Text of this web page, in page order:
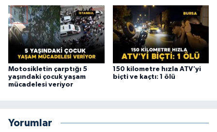
Motosikletin çarptığı 5
yaşındaki çocuk yaşam
mücadelesi veriyor
150 kilometre hızla ATV'yi
biçti ve kaçtı: 1 ölü
Yorumlar